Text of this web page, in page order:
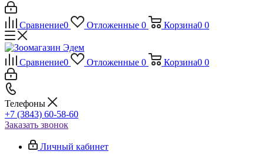
Сравнение0 Отложенные 0 Корзина0 0
Сравнение0 Отложенные 0 Корзина0 0
Телефоны
+7 (3843) 60-58-60
Заказать звонок
Личный кабинет